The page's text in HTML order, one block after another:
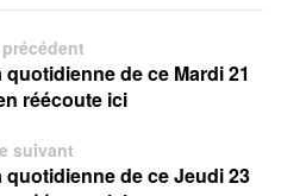
de ce Mardi 21
réécoute ici
suivant
de ce Jeudi 23